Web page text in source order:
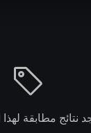
نتائج مطابقة